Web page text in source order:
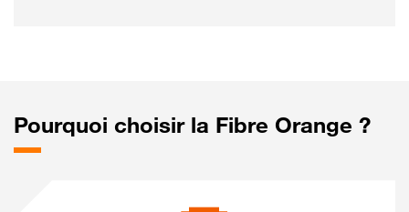
Pourquoi choisir la Fibre Orange ?